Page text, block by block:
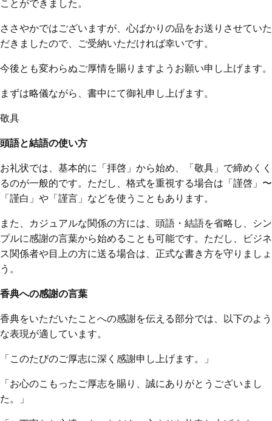
ことができました。
ささやかではございますが、心ばかりの品をお送りさせていた
だきましたので、ご受納いただければ幸いです。
今後とも変わらぬご厚情を賜りますようお願い申し上げます。
まずは略儀ながら、書中にて御礼申し上げます。
敬具
頭語と結語の使い方
お礼状では、基本的に「拝啓」から始め、「敬具」で締めくく
るのが一般的です。ただし、格式を重視する場合は「謹啓」〜
「謹白」や「謹言」などを使うこともあります。
また、カジュアルな関係の方には、頭語・結語を省略し、シン
プルに感謝の言葉から始めることも可能です。ただし、ビジネ
ス関係者や目上の方に送る場合は、正式な書き方を守りましょ
う。
香典への感謝の言葉
香典をいただいたことへの感謝を伝える部分では、以下のよう
な表現が適しています。
「このたびのご厚志に深く感謝申し上げます。」
「お心のこもったご厚志を賜り、誠にありがとうございまし
た。」